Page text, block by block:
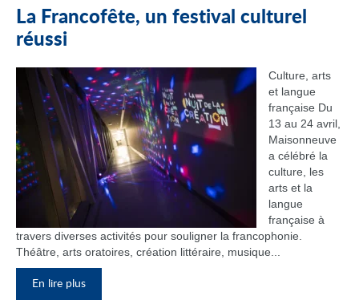
La Francofête, un festival culturel
réussi
Culture, arts
et langue
française Du
13 au 24 avril,
Maisonneuve
a célébré la
culture, les
arts et la
langue
française à
travers diverses activités pour souligner la francophonie.
Théâtre, arts oratoires, création littéraire, musique...
En lire plus